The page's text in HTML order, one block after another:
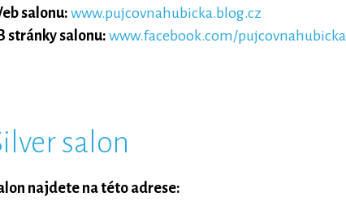
salonu: www.pujcovnahubicka.blog.cz
stránky salonu: www.facebook.com/pujcovnahubicka
salon
najdete na této adrese: